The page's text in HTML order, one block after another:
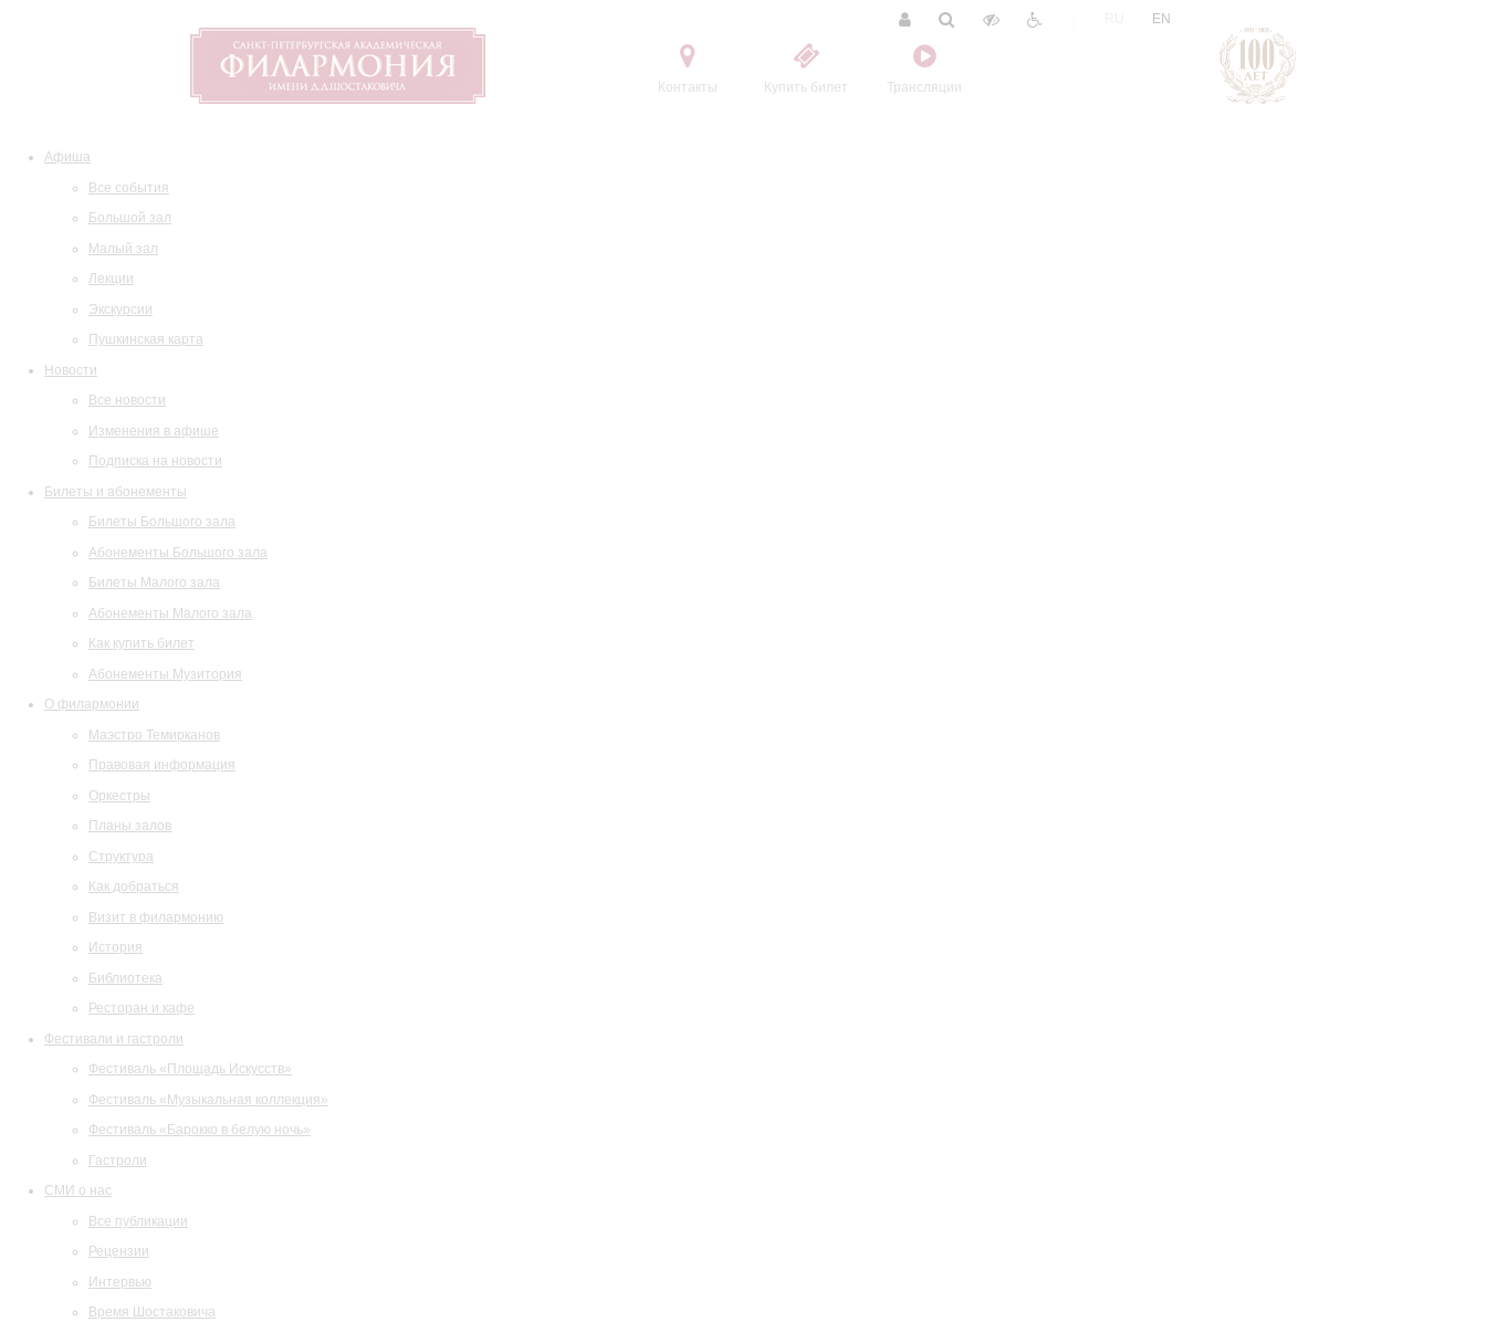
Контакты Купить билет Трансляции
EN
Афиша
Все события
Большой зал
Малый зал
Лекции
Экскурсии
Пушкинская карта
Новости
Все новости
Изменения в афише
Подписка на новости
Билеты и абонементы
Билеты Большого зала
Абонементы Большого зала
Билеты Малого зала
Абонементы Малого зала
Как купить билет
Абонементы Музитория
О филармонии
Маэстро Темирканов
Правовая информация
Оркестры
Планы залов
Структура
Как добраться
Визит в филармонию
История
Библиотека
Ресторан и кафе
Фестивали и гастроли
Фестиваль «Площадь Искусств»
Фестиваль «Музыкальная коллекция»
Фестиваль «Барокко в белую ночь»
Гастроли
СМИ о нас
Все публикации
Рецензии
Интервью
Время Шостаковича